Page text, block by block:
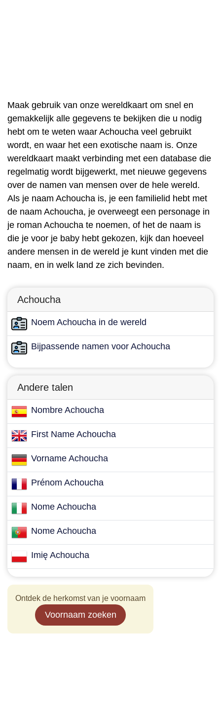
Maak gebruik van onze wereldkaart om snel en
gemakkelijk alle gegevens te bekijken die u nodig
hebt om te weten waar Achoucha veel gebruikt
wordt, en waar het een exotische naam is. Onze
wereldkaart maakt verbinding met een database die
regelmatig wordt bijgewerkt, met nieuwe gegevens
over de namen van mensen over de hele wereld.
Als je naam Achoucha is, je een familielid hebt met
de naam Achoucha, je overweegt een personage in
je roman Achoucha te noemen, of het de naam is
die je voor je baby hebt gekozen, kijk dan hoeveel
andere mensen in de wereld je kunt vinden met die
naam, en in welk land ze zich bevinden.
Achoucha
Noem Achoucha in de wereld
Bijpassende namen voor Achoucha
Andere talen
Nombre Achoucha
First Name Achoucha
Vorname Achoucha
Prénom Achoucha
Nome Achoucha
Nome Achoucha
Imię Achoucha
Ontdek de herkomst van je voornaam
Voornaam zoeken